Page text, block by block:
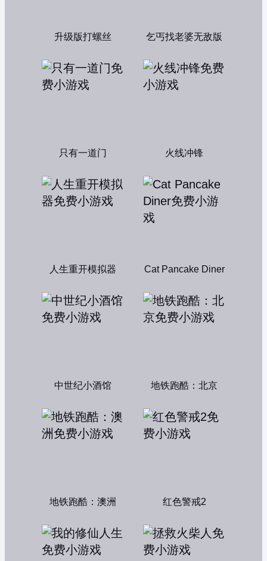
升级版打螺丝 乞丐找老婆无敌版
只有一道门 火线冲锋
人生重开模拟器 Cat Pancake Diner
中世纪小酒馆 地铁跑酷：北京
地铁跑酷：澳洲 红色警戒2